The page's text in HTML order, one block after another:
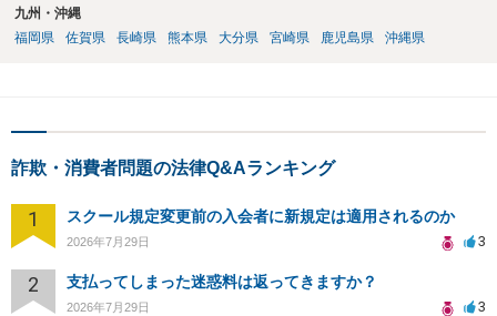
九州・沖縄
福岡県
佐賀県 長崎県 熊本県 大分県 宮崎県 鹿児島県 沖縄県
詐欺・消費者問題の法律Q&Aランキング
1 スクール規定変更前の入会者に新規定は適用されるのか
2026年7月29日 3
2 支払ってしまった迷惑料は返ってきますか？
2026年7月29日 3